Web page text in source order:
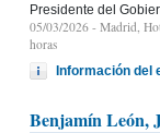
Presidente del
05/03/2026 - Madrid,
horas
Información del
Benjamín León,